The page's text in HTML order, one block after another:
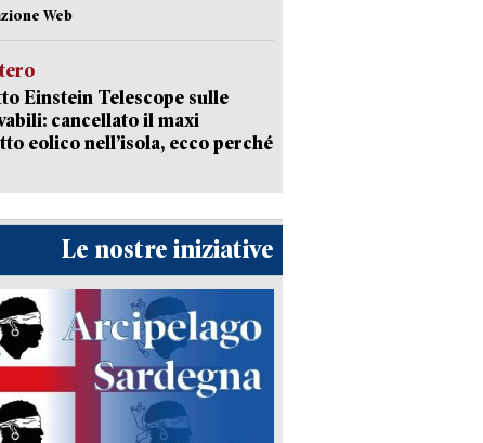
Web
Einstein Telescope sulle
cancellato il maxi
eolico nell’isola, ecco perché
Le nostre iniziative